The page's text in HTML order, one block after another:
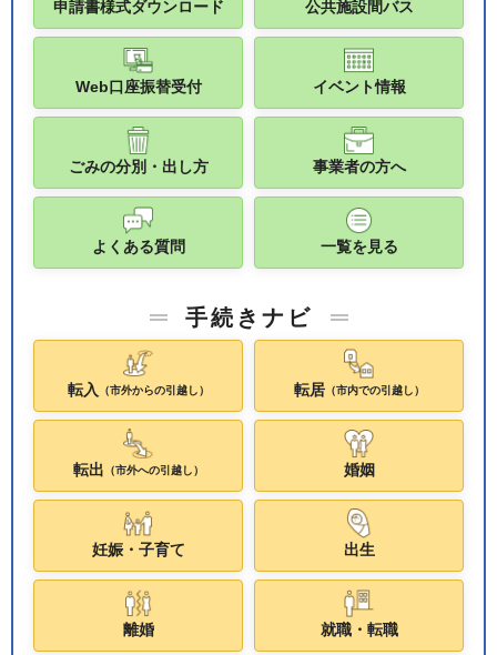
申請書様式ダウンロード 公共施設間バス
Web口座振替受付 イベント情報
ごみの分別・出し方 事業者の方へ
よくある質問 一覧を見る
手続きナビ
転入 （市外からの引越し） 転居（市内での引越し）
転出 （市外への引越し） 婚姻
妊娠・子育て 出生
離婚 就職・転職